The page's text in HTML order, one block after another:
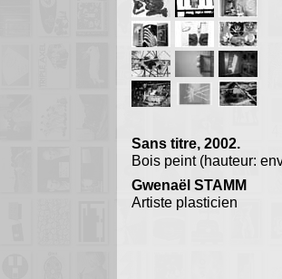
Sans titre, 2002.
Bois peint (hauteur:
Gwenaël STAMM
Artiste plasticien